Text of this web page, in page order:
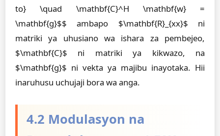
to} \quad \mathbf{C}^H \mathbf{w} =
\mathbf{g}$$ ambapo $\mathbf{R}_{xx}$ ni
matriki ya uhusiano wa ishara za pembejeo,
$\mathbf{C}$ ni matriki ya kikwazo, na
$\mathbf{g}$ ni vekta ya majibu inayotaka. Hii
inaruhusu uchujaji bora wa anga.
4.2 Modulasyon na